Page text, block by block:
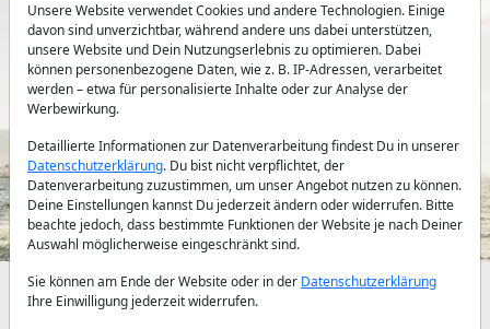
Previous
Verfügbarkeiten und Tagespreise nach Absprache
Unsere Website verwendet Cookies und andere Technologien. Einige
davon sind unverzichtbar, während andere uns dabei unterstützen,
unsere Website und Dein Nutzungserlebnis zu optimieren. Dabei
können personenbezogene Daten, wie z. B. IP-Adressen, verarbeitet
werden – etwa für personalisierte Inhalte oder zur Analyse der
Werbewirkung.
Detaillierte Informationen zur Datenverarbeitung findest Du in unserer
Datenschutzerklärung. Du bist nicht verpflichtet, der
Datenverarbeitung zuzustimmen, um unser Angebot nutzen zu können.
Deine Einstellungen kannst Du jederzeit ändern oder widerrufen. Bitte
beachte jedoch, dass bestimmte Funktionen der Website je nach Deiner
Auswahl möglicherweise eingeschränkt sind.
Sie können am Ende der Website oder in der Datenschutzerklärung
Ihre Einwilligung jederzeit widerrufen.